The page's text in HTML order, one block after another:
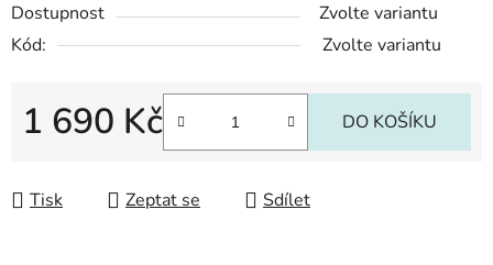
Dostupnost
Zvolte variantu
Kód:
Zvolte variantu
1 690 Kč DO KOŠÍKU
Tisk Zeptat se Sdílet